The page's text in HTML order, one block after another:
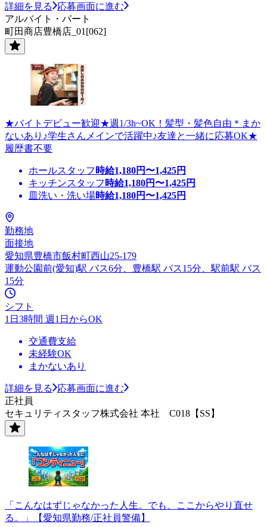
詳細を見る
応募画面に進む
アルバイト・パート
町田商店豊橋店_01[062]
★バイトデビュー歓迎★週1/3h~OK！髪型・髪色自由＊まか
ないあり♪学生さんメインで活躍中♪友達と一緒に応募OK★
履歴書不要
ホールスタッフ 時給1,180円〜1,425円
キッチンスタッフ 時給1,180円〜1,425円
皿洗い・洗い場時給1,180円〜1,425円
勤務地
面接地
愛知県豊橋市飯村町西山25-179
運動公園前(愛知)駅 バス6分、豊橋駅 バス15分、駅前駅 バス
15分
シフト
1日3時間 週1日からOK
交通費支給
未経験OK
まかないあり
詳細を見る
応募画面に進む
正社員
セキュリティスタッフ株式会社 本社 C018【SS】
「こんなはずじゃなかった人生。でも、ここからやり直せ
る。」【愛知県勤務/正社員警備】